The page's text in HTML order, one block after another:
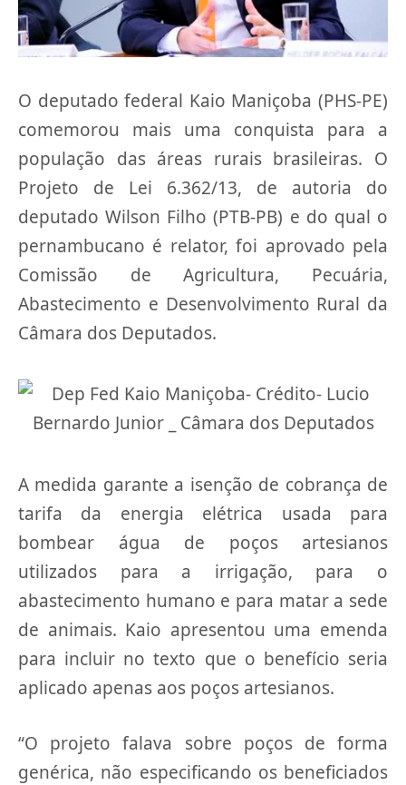
O deputado federal Kaio Maniçoba (PHS-PE)
comemorou mais uma conquista para a
população das áreas rurais brasileiras. O
Projeto de Lei 6.362/13, de autoria do
deputado Wilson Filho (PTB-PB) e do qual o
pernambucano é relator, foi aprovado pela
Comissão de Agricultura, Pecuária,
Abastecimento e Desenvolvimento Rural da
Câmara dos Deputados.
A medida garante a isenção de cobrança de
tarifa da energia elétrica usada para
bombear água de poços artesianos
utilizados para a irrigação, para o
abastecimento humano e para matar a sede
de animais. Kaio apresentou uma emenda
para incluir no texto que o benefício seria
aplicado apenas aos poços artesianos.
“O projeto falava sobre poços de forma
genérica, não especificando os beneficiados